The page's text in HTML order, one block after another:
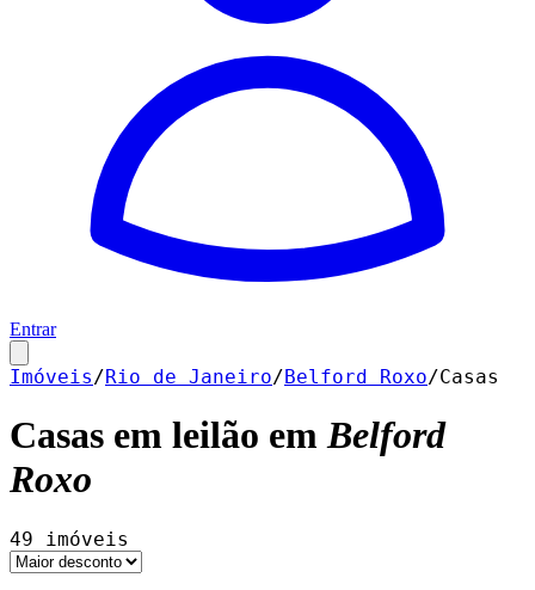
Entrar
Imóveis/Rio de Janeiro/Belford Roxo/Casas
Casas em leilão emBelford
Roxo
49 imóveis